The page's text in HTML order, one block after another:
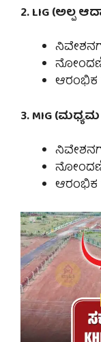
2. LIG (ಅಲ್ಪ
ನೋಂದಣಿ
ಆರಂಭಿಕ
3. MIG
ನೋಂದಣಿ
ಆರಂಭಿಕ